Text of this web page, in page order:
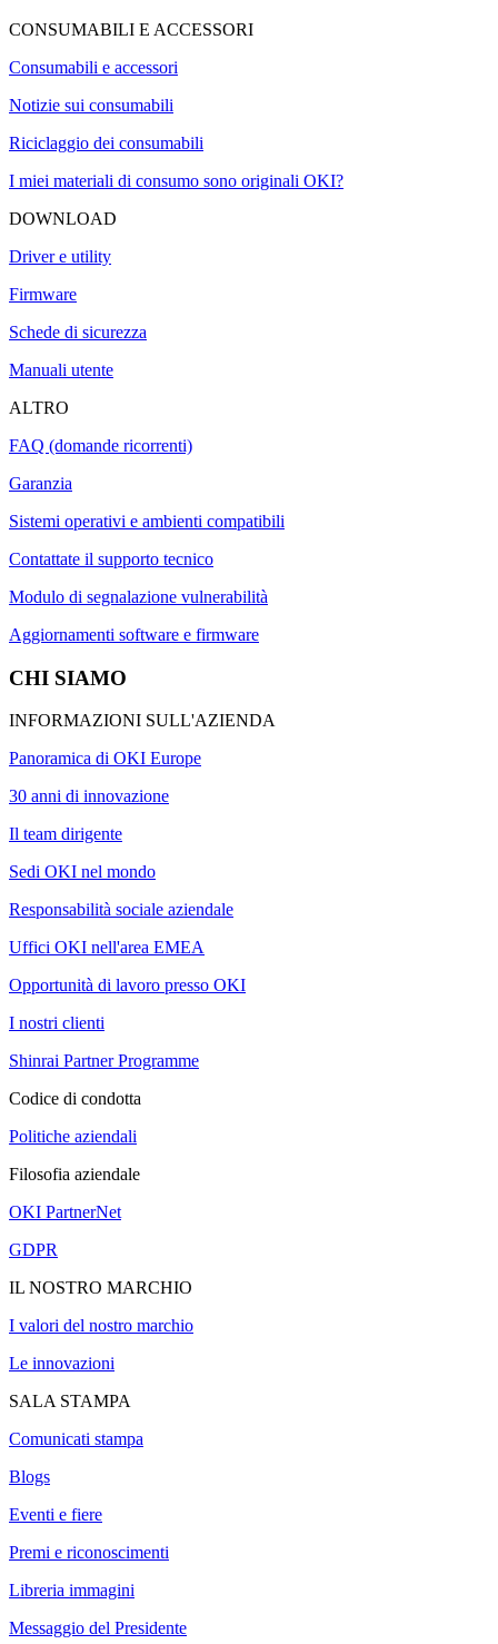
CONSUMABILI E ACCESSORI
Consumabili e accessori
Notizie sui consumabili
Riciclaggio dei consumabili
I miei materiali di consumo sono originali OKI?
DOWNLOAD
Driver e utility
Firmware
Schede di sicurezza
Manuali utente
ALTRO
FAQ (domande ricorrenti)
Garanzia
Sistemi operativi e ambienti compatibili
Contattate il supporto tecnico
Modulo di segnalazione vulnerabilità
Aggiornamenti software e firmware
CHI SIAMO
INFORMAZIONI SULL'AZIENDA
Panoramica di OKI Europe
30 anni di innovazione
Il team dirigente
Sedi OKI nel mondo
Responsabilità sociale aziendale
Uffici OKI nell'area EMEA
Opportunità di lavoro presso OKI
I nostri clienti
Shinrai Partner Programme
Codice di condotta
Politiche aziendali
Filosofia aziendale
OKI PartnerNet
GDPR
IL NOSTRO MARCHIO
I valori del nostro marchio
Le innovazioni
SALA STAMPA
Comunicati stampa
Blogs
Eventi e fiere
Premi e riconoscimenti
Libreria immagini
Messaggio del Presidente